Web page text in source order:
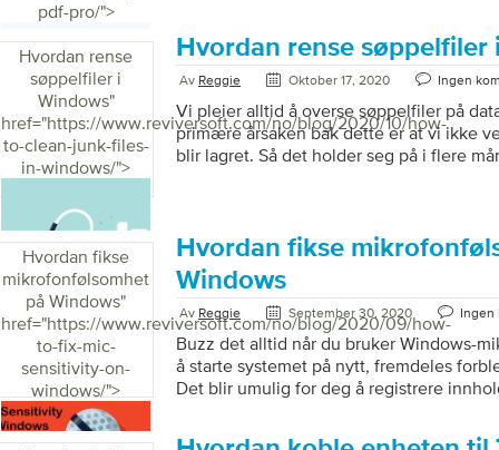
pdf-pro/">
med PDF-filer enkelt. Du trenger ikke
programvare eller gratis løsning som
La oss hjelpe deg med å kombinere
enkle trinn Last […]
Hvordan rense
søppelfiler i
Windows"
href="https://www.reviversoft.com/no/blog/2020/10/how-
to-clean-junk-files-
in-windows/">
Hvordan rense søppelfiler
Av Reggie Oktober 17, 2020 Ingen
Vi pleier alltid å overse søppelfiler på
primære årsaken bak dette er at vi ikke
blir lagret. Så det holder seg på i flere
faller inn under denne kategorien. Disse
tette datamaskinen din. Rengjøring av
datamaskinen din er en god vane. Det
Hvordan fikse
mikrofonfølsomhet
på Windows"
href="https://www.reviversoft.com/no/blog/2020/09/how-
to-fix-mic-
sensitivity-on-
windows/">
Hvordan fikse
Windows
Av Reggie September 30, 2020 Ingen
Buzz det alltid når du bruker Windows-
å starte systemet på nytt, fremdeles
Det blir umulig for deg å registrere
mikrofonfølsomhet for å få de beste